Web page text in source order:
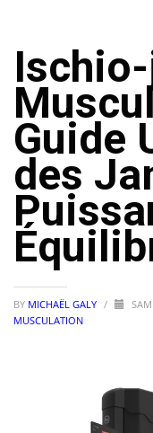
Guide
des
BY MICHAËL GALY /
MUSCULATION